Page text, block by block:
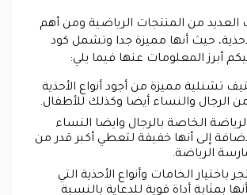
العديد من المنتجات الرياضية ومن أهم
حيث أنها مميزة جدا وتشمل كود
أبرز المعلومات عنها فيما يلي:
تشنلية مميزة من أجود أنواع الأحذية
الرجال والنساء أيضا وكذلك للأطفال.
الخاصة بالرجال وايضا النساء
إلى أنها خفيفة لتعطي أكبر قدر من
الرياضة.
باختيار الخامات وأنواع الأحذية التي
بمثابة أداة قوية للدعاية بالنسبة